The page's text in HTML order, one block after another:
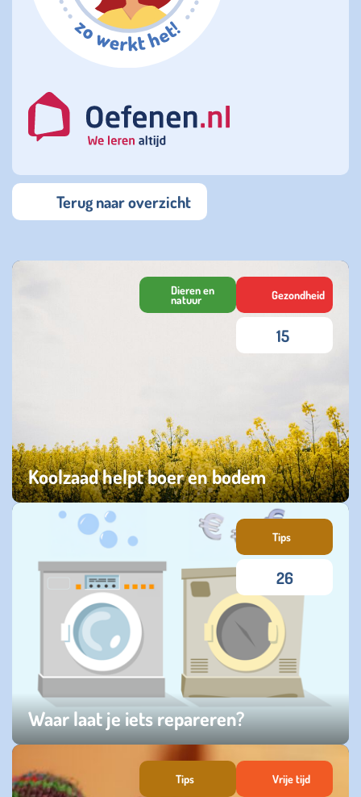
Terug naar overzicht
Koolzaad helpt boer en bodem
woensdag 22 juli 2026
Dieren en
natuur Gezondheid
15
Waar laat je iets repareren?
vrijdag 20 maart 2026
Tips
26
Tips Vrije tijd